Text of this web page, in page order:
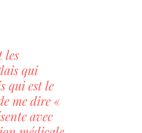
les
qui
qui est le
me dire «
avec